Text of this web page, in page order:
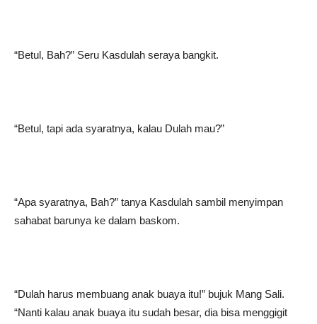
“Betul, Bah?” Seru Kasdulah seraya bangkit.
“Betul, tapi ada syaratnya, kalau Dulah mau?”
“Apa syaratnya, Bah?” tanya Kasdulah sambil menyimpan
sahabat barunya ke dalam baskom.
“Dulah harus membuang anak buaya itu!” bujuk Mang Sali.
“Nanti kalau anak buaya itu sudah besar, dia bisa menggigit